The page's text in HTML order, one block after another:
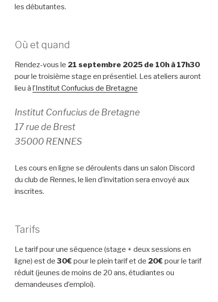
les débutantes.
Où et quand
Rendez-vous le 21 septembre 2025 de 10h à 17h30
pour le troisième stage en présentiel. Les ateliers auront
lieu à l’Institut Confucius de Bretagne
Institut Confucius de Bretagne
17 rue de Brest
35000 RENNES
Les cours en ligne se déroulents dans un salon Discord
du club de Rennes, le lien d’invitation sera envoyé aux
inscrites.
Tarifs
Le tarif pour une séquence (stage + deux sessions en
ligne) est de 30€ pour le plein tarif et de 20€ pour le tarif
réduit (jeunes de moins de 20 ans, étudiantes ou
demandeuses d’emploi).